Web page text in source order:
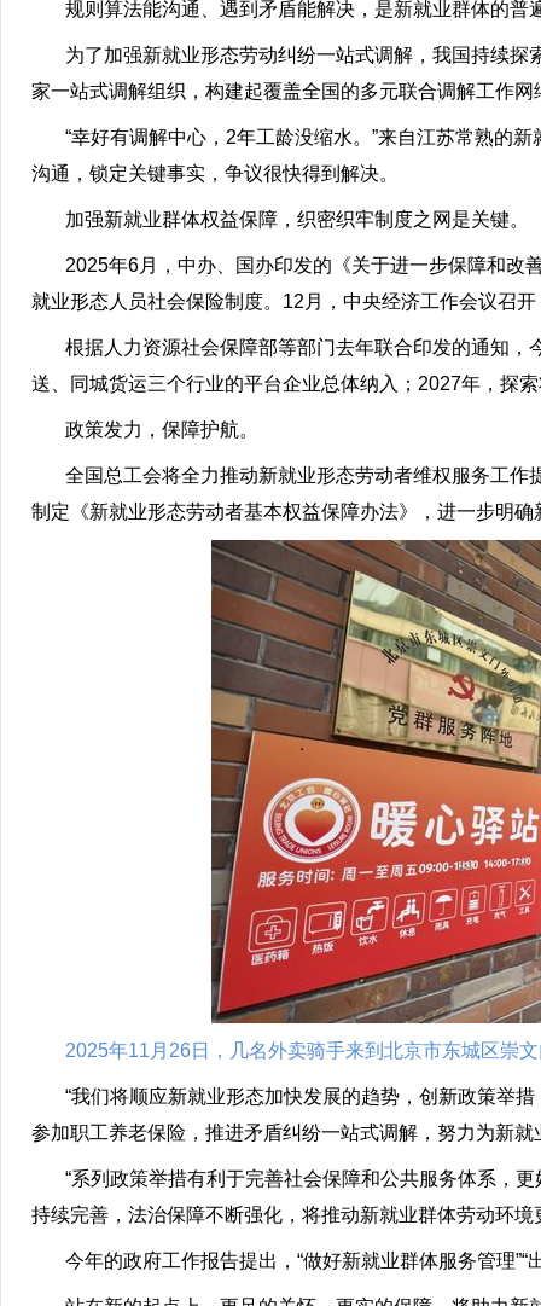
规则算法能沟通、遇到矛盾能解决，是新就业群体的普
为了加强新就业形态劳动纠纷一站式调解，我国持续探
家一站式调解组织，构建起覆盖全国的多元联合调解工作网
“幸好有调解中心，2年工龄没缩水。”来自江苏常熟的新
沟通，锁定关键事实，争议很快得到解决。
加强新就业群体权益保障，织密织牢制度之网是关键。
2025年6月，中办、国办印发的《关于进一步保障和改
就业形态人员社会保险制度。12月，中央经济工作会议召
根据人力资源社会保障部等部门去年联合印发的通知，
送、同城货运三个行业的平台企业总体纳入；2027年，探
政策发力，保障护航。
全国总工会将全力推动新就业形态劳动者维权服务工作
制定《新就业形态劳动者基本权益保障办法》，进一步明
2025年11月26日，几名外卖骑手来到北京市东城区崇
“我们将顺应新就业形态加快发展的趋势，创新政策举措
参加职工养老保险，推进矛盾纠纷一站式调解，努力为新就
“系列政策举措有利于完善社会保障和公共服务体系，更
持续完善，法治保障不断强化，将推动新就业群体劳动环境
今年的政府工作报告提出，“做好新就业群体服务管理”“